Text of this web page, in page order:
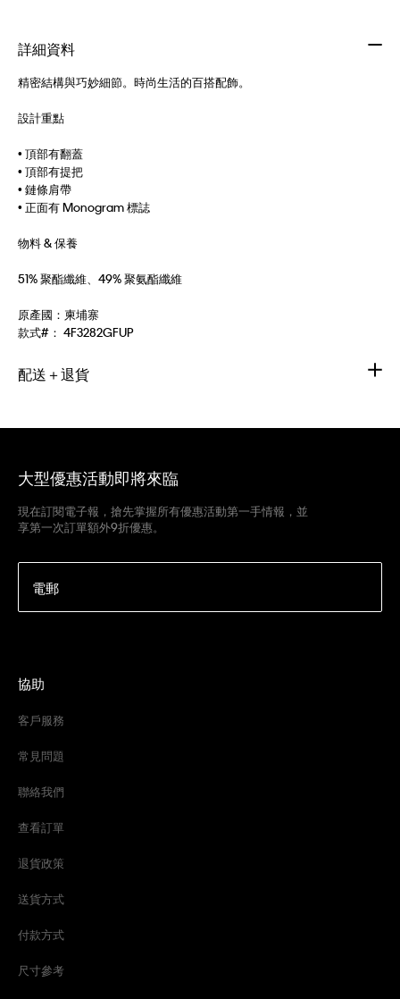
詳細資料
精密結構與巧妙細節。時尚生活的百搭配飾。
設計重點
• 頂部有翻蓋
• 頂部有提把
• 鏈條肩帶
• 正面有 Monogram 標誌
物料 & 保養
51% 聚酯纖維、49% 聚氨酯纖維
原產國：柬埔寨
款式#： 4F3282GFUP
配送＋退貨
大型優惠活動即將來臨
現在訂閱電子報，搶先掌握所有優惠活動第一手情報，並
享第一次訂單額外9折優惠。
電郵
協助
客戶服務
常見問題
聯絡我們
查看訂單
退貨政策
送貨方式
付款方式
尺寸參考